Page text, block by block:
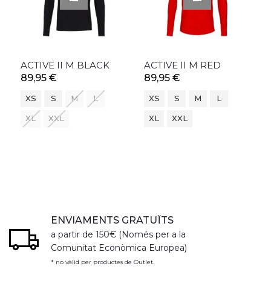
ACTIVE II M BLACK
89,95 €
XS S M L
XL XXL
ACTIVE II M RED
89,95 €
XS S M L
XL XXL
ENVIAMENTS GRATUÏTS
a partir de 150€ (Només per a la
Comunitat Econòmica Europea)
* no vàlid per productes de Outlet.